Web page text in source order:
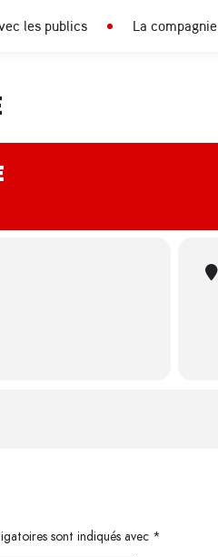
les publics La compagnie
sont indiqués avec *